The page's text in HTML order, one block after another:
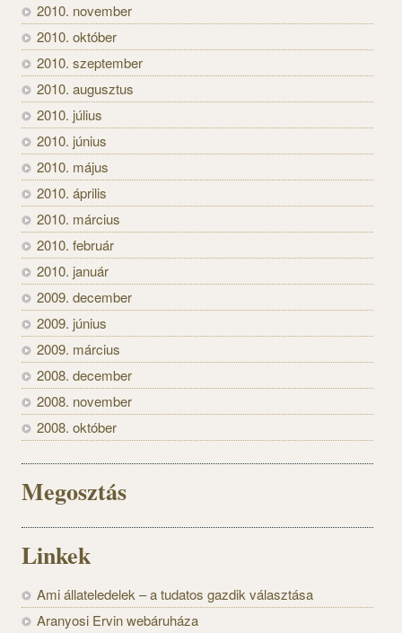
2010. november
2010. október
2010. szeptember
2010. augusztus
2010. július
2010. június
2010. május
2010. április
2010. március
2010. február
2010. január
2009. december
2009. június
2009. március
2008. december
2008. november
2008. október
Megosztás
Linkek
Ami állateledelek – a tudatos gazdik választása
Aranyosi Ervin webáruháza